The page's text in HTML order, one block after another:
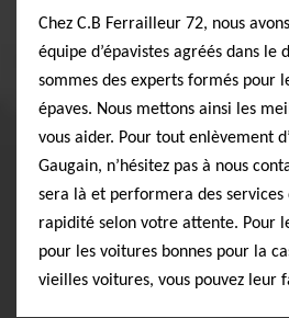
Chez C.B Ferrailleur 72, nous
équipe d’épavistes agréés dans le
sommes des experts formés pour
épaves. Nous mettons ainsi les
vous aider. Pour tout enlèvement
Gaugain, n’hésitez pas à nous
sera là et performera des services
rapidité selon votre attente. Pour
pour les voitures bonnes pour la
vieilles voitures, vous pouvez leur